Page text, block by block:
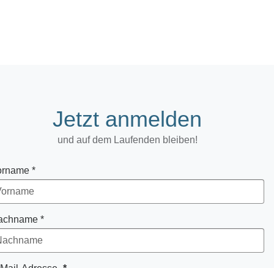
Jetzt anmelden
und auf dem Laufenden bleiben!
*
*